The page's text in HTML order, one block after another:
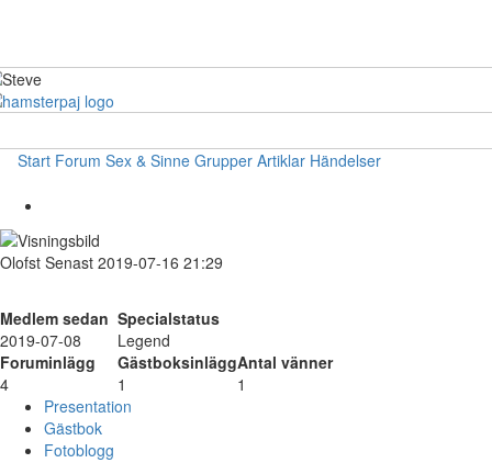
Start Forum Sex & Sinne Grupper Artiklar Händelser
Olofst Senast 2019-07-16 21:29
Medlem sedan Specialstatus
2019-07-08
Legend
Foruminlägg
GästboksinläggAntal vänner
4
1
1
Presentation
Gästbok
Fotoblogg